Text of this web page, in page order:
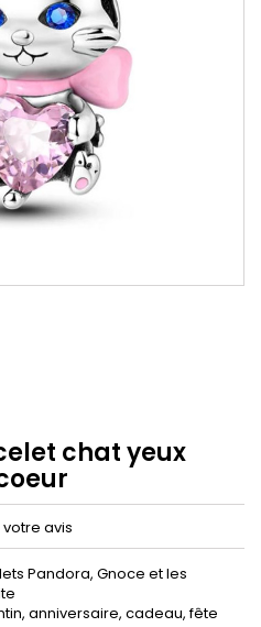
chat yeux
avis
Pandora, Gnoce et les
anniversaire, cadeau, fête